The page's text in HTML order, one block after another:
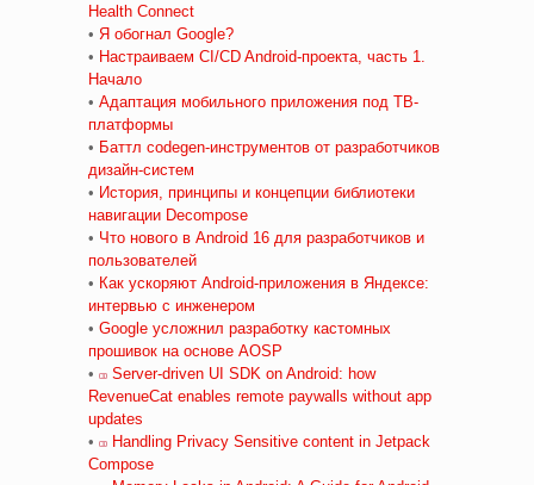
Health Connect
• Я обогнал Google?
• Настраиваем CI/CD Android-проекта, часть 1.
Начало
• Адаптация мобильного приложения под ТВ-
платформы
• Баттл codegen-инструментов от разработчиков
дизайн-систем
• История, принципы и концепции библиотеки
навигации Decompose
• Что нового в Android 16 для разработчиков и
пользователей
• Как ускоряют Android-приложения в Яндексе:
интервью с инженером
• Google усложнил разработку кастомных
прошивок на основе AOSP
•
Server-driven UI SDK on Android: how
RevenueCat enables remote paywalls without app
updates
•
Handling Privacy Sensitive content in Jetpack
Compose